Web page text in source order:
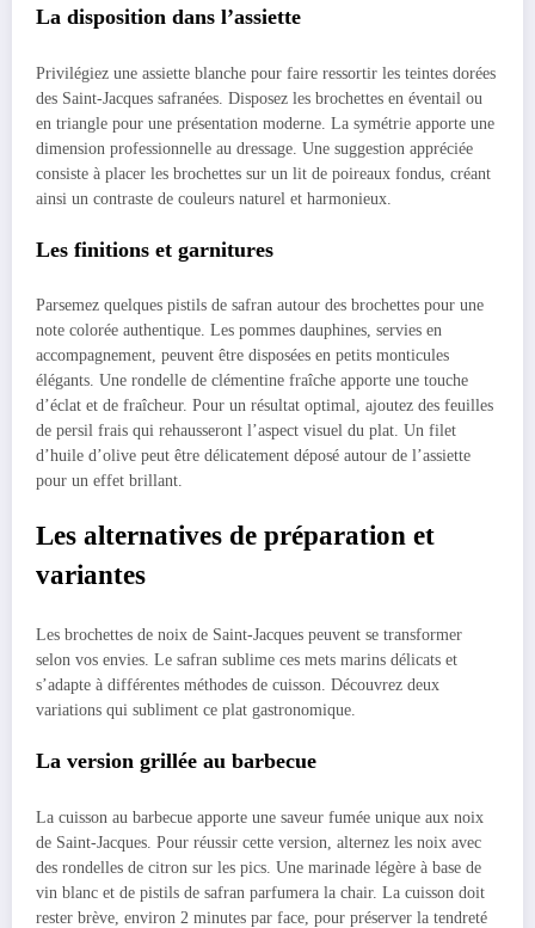
La disposition dans l’assiette
Privilégiez une assiette blanche pour faire ressortir les teintes dorées
des Saint-Jacques safranées. Disposez les brochettes en éventail ou
en triangle pour une présentation moderne. La symétrie apporte une
dimension professionnelle au dressage. Une suggestion appréciée
consiste à placer les brochettes sur un lit de poireaux fondus, créant
ainsi un contraste de couleurs naturel et harmonieux.
Les finitions et garnitures
Parsemez quelques pistils de safran autour des brochettes pour une
note colorée authentique. Les pommes dauphines, servies en
accompagnement, peuvent être disposées en petits monticules
élégants. Une rondelle de clémentine fraîche apporte une touche
d’éclat et de fraîcheur. Pour un résultat optimal, ajoutez des feuilles
de persil frais qui rehausseront l’aspect visuel du plat. Un filet
d’huile d’olive peut être délicatement déposé autour de l’assiette
pour un effet brillant.
Les alternatives de préparation et
variantes
Les brochettes de noix de Saint-Jacques peuvent se transformer
selon vos envies. Le safran sublime ces mets marins délicats et
s’adapte à différentes méthodes de cuisson. Découvrez deux
variations qui subliment ce plat gastronomique.
La version grillée au barbecue
La cuisson au barbecue apporte une saveur fumée unique aux noix
de Saint-Jacques. Pour réussir cette version, alternez les noix avec
des rondelles de citron sur les pics. Une marinade légère à base de
vin blanc et de pistils de safran parfumera la chair. La cuisson doit
rester brève, environ 2 minutes par face, pour préserver la tendreté